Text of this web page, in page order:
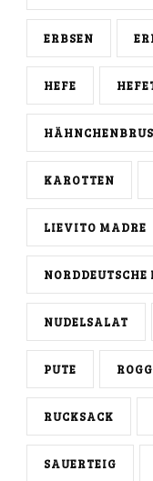
ERBSEN
HEFE
KAROTTEN
LIEVITO MADRE
NORDDEUTSCHE
NUDELSALAT
PUTE
RUCKSACK
SAUERTEIG